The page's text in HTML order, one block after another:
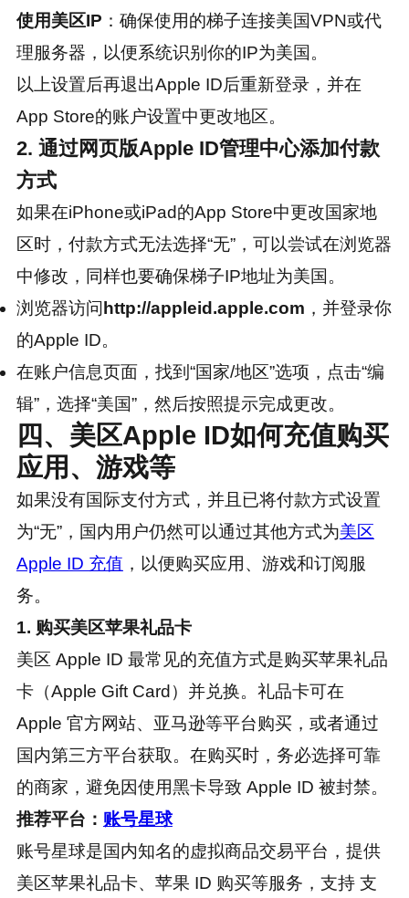
使用美区IP ：确保使用的梯子连接美国VPN或代
理服务器，以便系统识别你的IP为美国。
以上设置后再退出Apple ID后重新登录，并在
App Store的账户设置中更改地区。
2. 通过网页版Apple ID管理中心添加付款
方式
如果在iPhone或iPad的App Store中更改国家地
区时，付款方式无法选择“无”，可以尝试在浏览器
中修改，同样也要确保梯子IP地址为美国。
浏览器访问 http://appleid.apple.com ，并登录你
的Apple ID。
在账户信息页面，找到“国家/地区”选项，点击“编
辑”，选择“美国”，然后按照提示完成更改。
四、美区Apple ID如何充值购买
应用、游戏等
如果没有国际支付方式，并且已将付款方式设置
为“无”，国内用户仍然可以通过其他方式为美区
Apple ID 充值 ，以便购买应用、游戏和订阅服
务。
1. 购买美区苹果礼品卡
美区 Apple ID 最常见的充值方式是购买苹果礼品
卡（Apple Gift Card）并兑换。礼品卡可在
Apple 官方网站、亚马逊等平台购买，或者通过
国内第三方平台获取。在购买时，务必选择可靠
的商家，避免因使用黑卡导致 Apple ID 被封禁。
推荐平台： 账号星球
账号星球是国内知名的虚拟商品交易平台，提供
美区苹果礼品卡、苹果 ID 购买等服务，支持 支